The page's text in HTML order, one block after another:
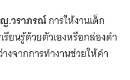
.วราภรณ์การให้งานเด็ก
ยนรู้ด้วยตัวเองหรือกล่องดำ
งจากการทำงานช่วยให้คำ